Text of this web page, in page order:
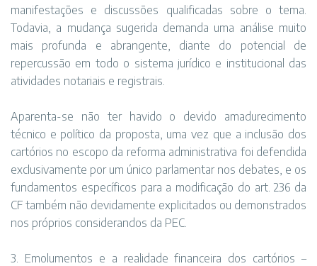
manifestações e discussões qualificadas sobre o tema.
Todavia, a mudança sugerida demanda uma análise muito
mais profunda e abrangente, diante do potencial de
repercussão em todo o sistema jurídico e institucional das
atividades notariais e registrais.
Aparenta-se não ter havido o devido amadurecimento
técnico e político da proposta, uma vez que a inclusão dos
cartórios no escopo da reforma administrativa foi defendida
exclusivamente por um único parlamentar nos debates, e os
fundamentos específicos para a modificação do art. 236 da
CF também não devidamente explicitados ou demonstrados
nos próprios considerandos da PEC.
3. Emolumentos e a realidade financeira dos cartórios –